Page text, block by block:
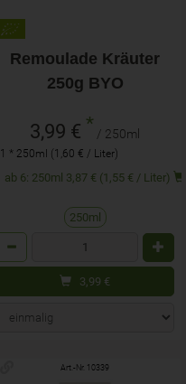
Remoulade Kräuter
250g BYO
3,99 € * / 250ml
1 * 250ml (1,60 € / Liter)
ab 6: 250ml 3,87 € (1,55 € / Liter)
250ml
3,99 €
Art.-Nr. 10339